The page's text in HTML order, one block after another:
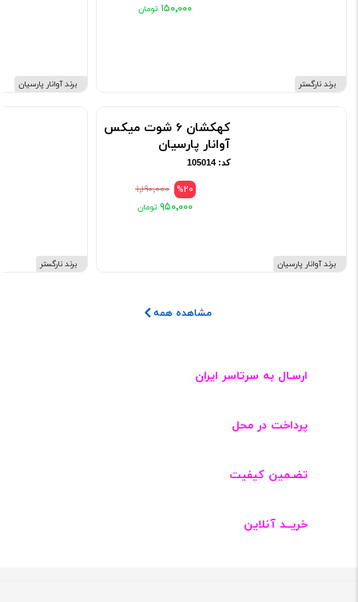
برند نارگستر
۱۵۰٬۰۰۰
برند آوانار پارسیان
کهکشان 6 شوت میکس
آوانار پارسیان
کد: 105014
%20 ۱٬۱۹۰٬۰۰۰
۹۵۰٬۰۰۰
برند آوانار پارسیان
برند نارگستر
مشاهده همه
ارسـال به سرتاسر ایران
پرداخت در محل
تضـمین کیفیت
خریــد آنلاین